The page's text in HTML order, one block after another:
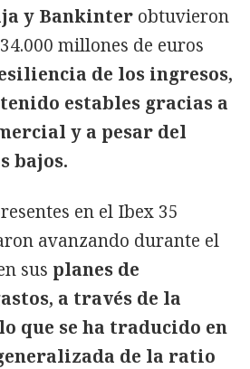
y Bankinter obtuvieron
millones de euros
de los ingresos,
estables gracias a
y a pesar del
bajos.
en el Ibex 35
avanzando durante el
sus planes de
a través de la
que se ha traducido en
de la ratio